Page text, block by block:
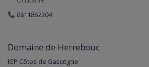
0611862204
Domaine de Herrebouc
IGP Côtes de Gascogne